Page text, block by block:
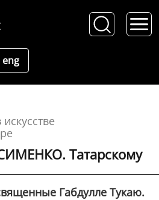
eng
Татарскому
Габдулле Тукаю.